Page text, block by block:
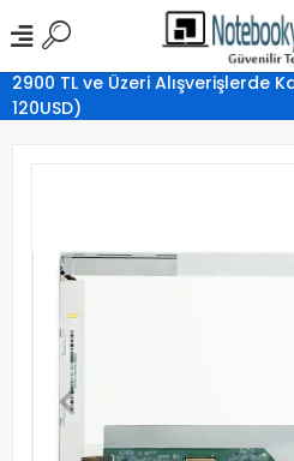
2900 TL ve Üzeri Alışverişlerde
120USD)